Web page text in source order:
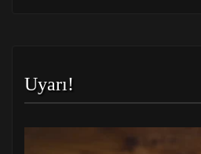
Uyarı!